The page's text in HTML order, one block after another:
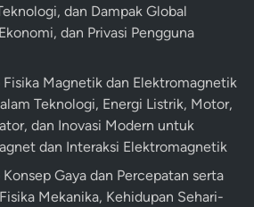
dan Dampak Global
dan Privasi Pengguna
Fisika Magnetik dan Elektromagnetik
Teknologi, Energi Listrik, Motor,
dan Inovasi Modern untuk
dan Interaksi Elektromagnetik
Gaya dan Percepatan serta
Mekanika, Kehidupan Sehari-